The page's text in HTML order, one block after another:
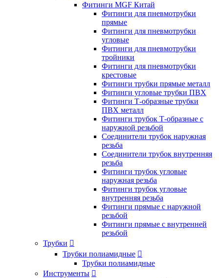
Фитинги MGF Китай
Фитинги для пневмотрубки
прямые
Фитинги для пневмотрубки
угловые
Фитинги для пневмотрубки
тройники
Фитинги для пневмотрубки
крестовые
Фитинги трубки прямые металл
Фитинги угловые трубки ПВХ
Фитинги Т-образные трубки
ПВХ металл
Фитинги трубок Т-образные с
наружной резьбой
Соединители трубок наружная
резьба
Соединители трубок внутренняя
резьба
Фитинги трубок угловые
наружная резьба
Фитинги трубок угловые
внутренняя резьба
Фитинги прямые с наружной
резьбой
Фитинги прямые с внутренней
резьбой
Трубки 
Трубки полиамидные 
Трубки полиамидные
Инструменты 